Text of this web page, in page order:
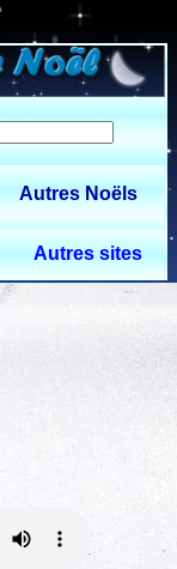
Autres Noëls
Autres sites